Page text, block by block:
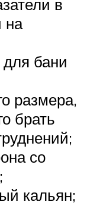
в
на
бани
размера,
брать
со
кальян;